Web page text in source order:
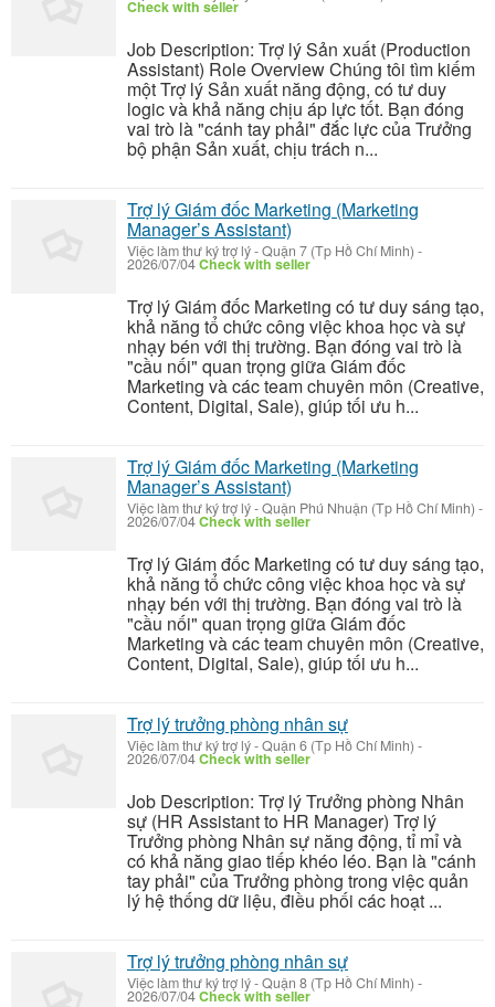
Check with seller
Job Description: Trợ lý Sản xuất (Production
Assistant) Role Overview Chúng tôi tìm kiếm
một Trợ lý Sản xuất năng động, có tư duy
logic và khả năng chịu áp lực tốt. Bạn đóng
vai trò là "cánh tay phải" đắc lực của Trưởng
bộ phận Sản xuất, chịu trách n...
Trợ lý Giám đốc Marketing (Marketing
Manager’s Assistant)
Việc làm thư ký trợ lý-Quận 7 (Tp Hồ Chí Minh) -
2026/07/04Check with seller
Trợ lý Giám đốc Marketing có tư duy sáng tạo,
khả năng tổ chức công việc khoa học và sự
nhạy bén với thị trường. Bạn đóng vai trò là
"cầu nối" quan trọng giữa Giám đốc
Marketing và các team chuyên môn (Creative,
Content, Digital, Sale), giúp tối ưu h...
Trợ lý Giám đốc Marketing (Marketing
Manager’s Assistant)
Việc làm thư ký trợ lý-Quận Phú Nhuận (Tp Hồ Chí Minh) -
2026/07/04Check with seller
Trợ lý Giám đốc Marketing có tư duy sáng tạo,
khả năng tổ chức công việc khoa học và sự
nhạy bén với thị trường. Bạn đóng vai trò là
"cầu nối" quan trọng giữa Giám đốc
Marketing và các team chuyên môn (Creative,
Content, Digital, Sale), giúp tối ưu h...
Trợ lý trưởng phòng nhân sự
Việc làm thư ký trợ lý-Quận 6 (Tp Hồ Chí Minh) -
2026/07/04Check with seller
Job Description: Trợ lý Trưởng phòng Nhân
sự (HR Assistant to HR Manager) Trợ lý
Trưởng phòng Nhân sự năng động, tỉ mỉ và
có khả năng giao tiếp khéo léo. Bạn là "cánh
tay phải" của Trưởng phòng trong việc quản
lý hệ thống dữ liệu, điều phối các hoạt ...
Trợ lý trưởng phòng nhân sự
Việc làm thư ký trợ lý-Quận 8 (Tp Hồ Chí Minh) -
2026/07/04Check with seller